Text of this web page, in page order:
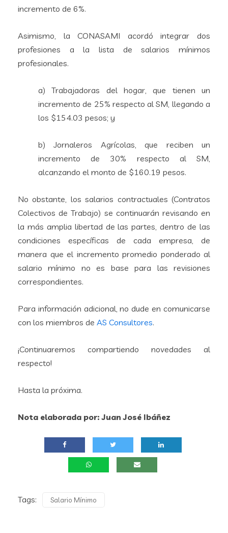
incremento de 6%.
Asimismo, la CONASAMI acordó integrar dos
profesiones a la lista de salarios mínimos
profesionales.
a) Trabajadoras del hogar, que tienen un
incremento de 25% respecto al SM, llegando a
los $154.03 pesos; y
b) Jornaleros Agrícolas, que reciben un
incremento de 30% respecto al SM,
alcanzando el monto de $160.19 pesos.
No obstante, los salarios contractuales (Contratos
Colectivos de Trabajo) se continuarán revisando en
la más amplia libertad de las partes, dentro de las
condiciones específicas de cada empresa, de
manera que el incremento promedio ponderado al
salario mínimo no es base para las revisiones
correspondientes.
Para información adicional, no dude en comunicarse
con los miembros de AS Consultores.
¡Continuaremos compartiendo novedades al
respecto!
Hasta la próxima.
Nota elaborada por: Juan José Ibáñez
Tags: Salario Mínimo